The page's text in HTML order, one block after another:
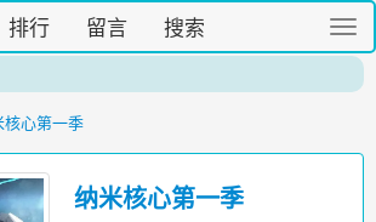
切
换
排行 留言 搜索
核心第一季
纳米核心第一季